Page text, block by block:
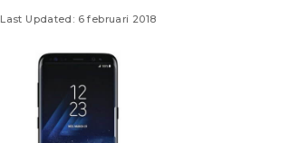
Last Updated: 6 februari 2018